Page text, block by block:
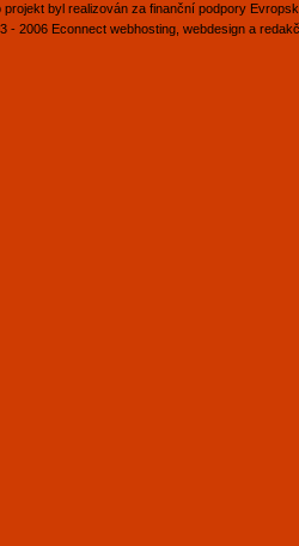
projekt byl realizován za finanční podpory
- 2006 Econnect webhosting webdesign a